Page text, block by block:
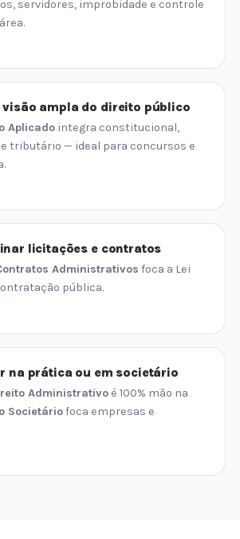
servidores, improbidade e controle
visão ampla do direito público
Aplicado integra constitucional,
tributário — ideal para concursos e
licitações e contratos
Administrativos foca a Lei
pública.
na prática ou em societário
Administrativo é 100% mão na
Societáriofoca empresas e